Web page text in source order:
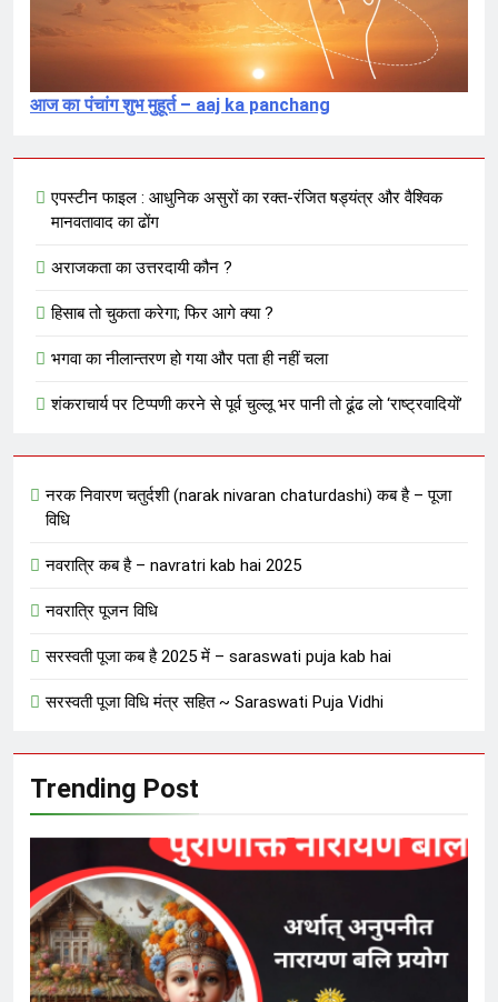
आज का पंचांग शुभ मुहूर्त – aaj ka panchang
एपस्टीन फाइल : आधुनिक असुरों का रक्त-रंजित षड्यंत्र और वैश्विक
मानवतावाद का ढोंग
अराजकता का उत्तरदायी कौन ?
हिसाब तो चुकता करेगा; फिर आगे क्या ?
भगवा का नीलान्तरण हो गया और पता ही नहीं चला
शंकराचार्य पर टिप्पणी करने से पूर्व चुल्लू भर पानी तो ढूंढ लो ‘राष्ट्रवादियों’
नरक निवारण चतुर्दशी (narak nivaran chaturdashi) कब है – पूजा
विधि
नवरात्रि कब है – navratri kab hai 2025
नवरात्रि पूजन विधि
सरस्वती पूजा कब है 2025 में – saraswati puja kab hai
सरस्वती पूजा विधि मंत्र सहित ~ Saraswati Puja Vidhi
Trending Post